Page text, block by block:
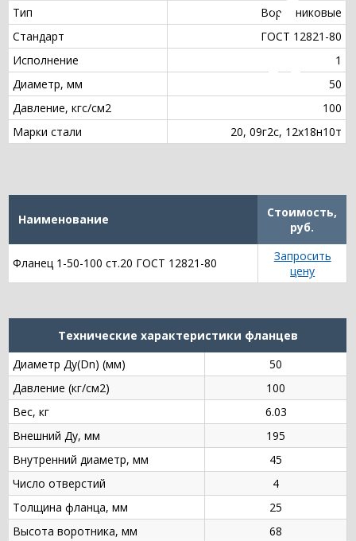
Тип
Воротниковые
Стандарт
ГОСТ 12821-80
Исполнение
1
Диаметр, мм
50
Давление, кгс/см2
100
Марки стали
20, 09г2с, 12х18н10т
Наименование
Стоимость,
руб.
Фланец 1-50-100 ст.20 ГОСТ 12821-80
Запросить
цену
Технические характеристики фланцев
Диаметр Ду(Dn) (мм)
50
Давление (кг/см2)
100
Вес, кг
6.03
Внешний Ду, мм
195
Внутренний диаметр, мм
45
Число отверстий
4
Толщина фланца, мм
25
Высота воротника, мм
68